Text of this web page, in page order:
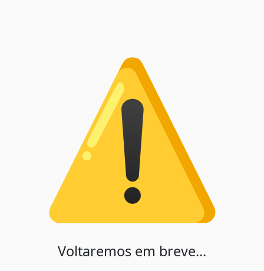
Voltaremos em breve...